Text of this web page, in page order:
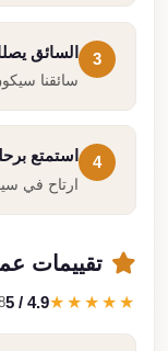
3
السائق
سائقنا سيكون
4
استمتع
ارتاح في
تقييمات
★★★★★
4.9 / 5 48+ تقييم